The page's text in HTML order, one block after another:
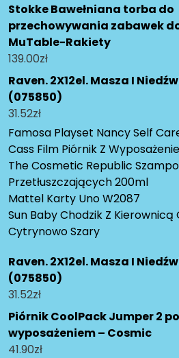
Stokke Bawełniana torba do
przechowywania zabawek
MuTable-Rakiety
139.00zł
Raven. 2X12el. Masza I
(075850)
31.52zł
Famosa Playset Nancy Self
Cass Film Piórnik Z
The Cosmetic Republic
Przetłuszczających 200ml
Mattel Karty Uno W2087
Sun Baby Chodzik Z Kierownicą
Cytrynowo Szary
Raven. 2X12el. Masza I
(075850)
31.52zł
Piórnik CoolPack Jumper 2
wyposażeniem – Cosmic
41.90zł